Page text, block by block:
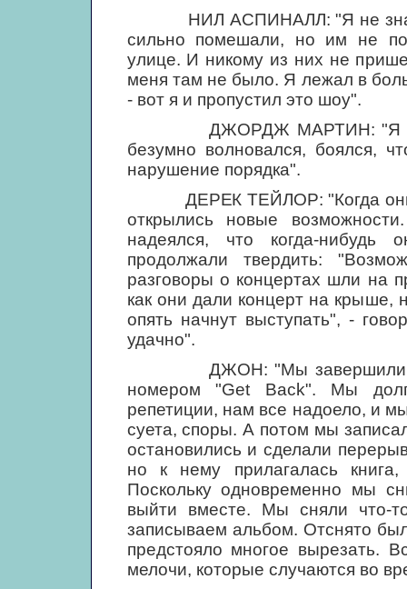
НИЛ АСПИНАЛЛ: "Я не знал,
сильно помешали, но им не
улице. И никому из них не
меня там не было. Я лежал в
- вот я и пропустил это шоу".
ДЖОРДЖ МАРТИН: "Я был
безумно волновался, боялся,
нарушение порядка".
ДЕРЕК ТЕЙЛОР: "Когда они
открылись новые
надеялся, что когда-
продолжали твердить:
разговоры о концертах шли на
как они дали концерт на крыше,
опять начнут выступать", -
удачно".
ДЖОН: "Мы завершили
номером "Get Back". Мы
репетиции, нам все надоело, и
суета, споры. А потом мы
остановились и сделали
но к нему прилагалась
Поскольку одновременно мы
выйти вместе. Мы сняли что-
записываем альбом. Отснято
предстояло многое вырезать.
мелочи, которые случаются во